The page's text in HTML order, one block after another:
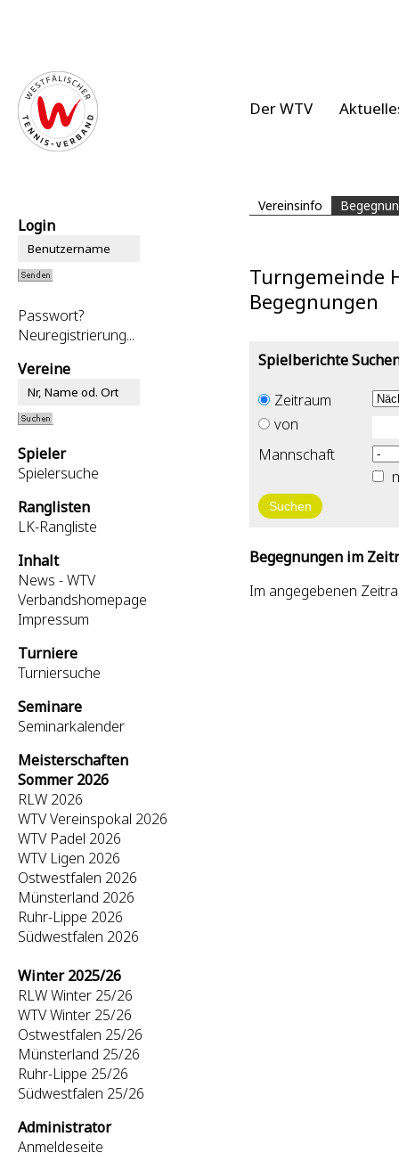
Der WTV
Vereinsinfo
Login
Passwort?
Neuregistrierung...
Vereine
Spieler
Spielersuche
Ranglisten
LK-Rangliste
Inhalt
News - WTV
Verbandshomepage
Impressum
Turniere
Turniersuche
Seminare
Seminarkalender
Meisterschaften
Sommer 2026
RLW 2026
WTV Vereinspokal 2026
WTV Padel 2026
WTV Ligen 2026
Ostwestfalen 2026
Münsterland 2026
Ruhr-Lippe 2026
Südwestfalen 2026
Winter 2025/26
RLW Winter 25/26
WTV Winter 25/26
Ostwestfalen 25/26
Münsterland 25/26
Ruhr-Lippe 25/26
Südwestfalen 25/26
Administrator
Anmeldeseite
Turngemeinde
Begegnungen
Spielberichte
Zeitraum
von
Mannschaft
Begegnungen im
Im angegebenen